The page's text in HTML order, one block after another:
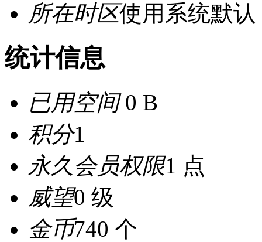
所在时区使用系统默认
统计信息
已用空间0 B
积分1
永久会员权限1 点
威望0 级
金币740 个